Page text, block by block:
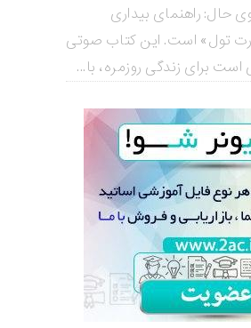
حال: راهنمای بیداری
تول» است. این کتاب صوتی
برای زندگی روزمره، با...